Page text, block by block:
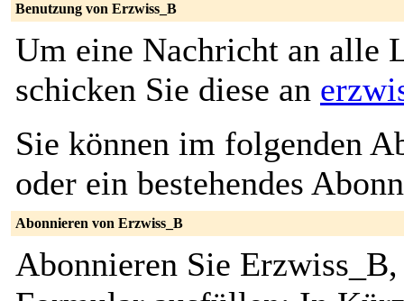
Benutzung von Erzwiss_B
Um eine Nachricht an alle
schicken Sie diese an
Sie können im folgenden
oder ein bestehendes
Abonnieren von Erzwiss_B
Abonnieren Sie